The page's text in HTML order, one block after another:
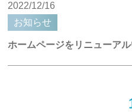
2022/12/16
お知らせ
ホームページをリニューア